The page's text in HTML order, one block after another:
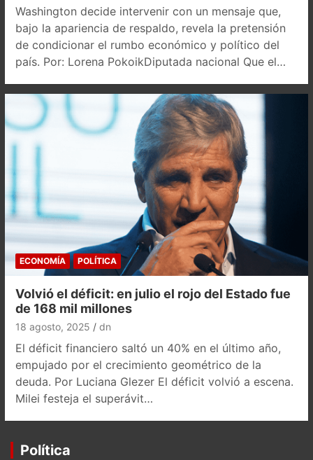
Washington decide intervenir con un mensaje que,
bajo la apariencia de respaldo, revela la pretensión
de condicionar el rumbo económico y político del
país. Por: Lorena PokoikDiputada nacional Que el…
ECONOMÍA POLÍTICA
Volvió el déficit: en julio el rojo del Estado fue
de 168 mil millones
18 agosto, 2025 dn
El déficit financiero saltó un 40% en el último año,
empujado por el crecimiento geométrico de la
deuda. Por Luciana Glezer El déficit volvió a escena.
Milei festeja el superávit…
Política